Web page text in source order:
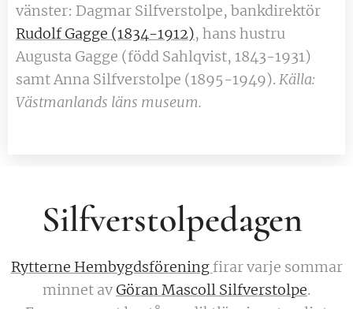
vänster: Dagmar Silfverstolpe, bankdirektör
Rudolf Gagge (1834-1912), hans hustru
Augusta Gagge (född Sahlqvist, 1843-1931)
samt Anna Silfverstolpe (1895-1949). Källa:
Västmanlands läns museum.
Silfverstolpedagen
Rytterne Hembygdsföreningfirar varje sommar
minnet avGöran Mascoll Silfverstolpe.